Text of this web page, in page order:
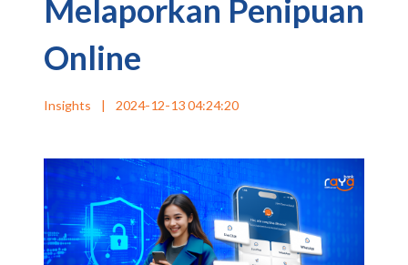
Melaporkan Penipuan
Online
Insights | 2024-12-13 04:24:20